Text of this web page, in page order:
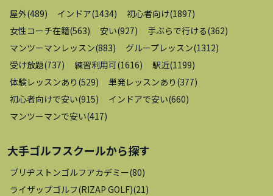
屋外(489) インドア(1434) 初心者向け(1897)
女性コーチ在籍(563) 安い(927) 手ぶらで行ける(362)
マンツーマンレッスン(883) グループレッスン(1312)
受け放題(737) 練習利用可(1616) 駅近(1199)
体験レッスンあり (529) 単発レッスンあり (377)
初心者向けで安い(915) インドアで安い(660)
マンツーマンで安い(417)
大手ゴルフスクールから探す
ブリヂストンゴルフアカデミー(80)
ライザップゴルフ(RIZAP GOLF)(21 )